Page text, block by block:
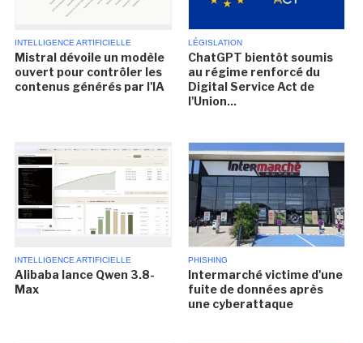
INTELLIGENCE ARTIFICIELLE
Mistral dévoile un modèle
ouvert pour contrôler les
contenus générés par l'IA
LÉGISLATION
ChatGPT bientôt soumis
au régime renforcé du
Digital Service Act de
l'Union...
INTELLIGENCE ARTIFICIELLE
Alibaba lance Qwen 3.8-
Max
PHISHING
Intermarché victime d'une
fuite de données après
une cyberattaque